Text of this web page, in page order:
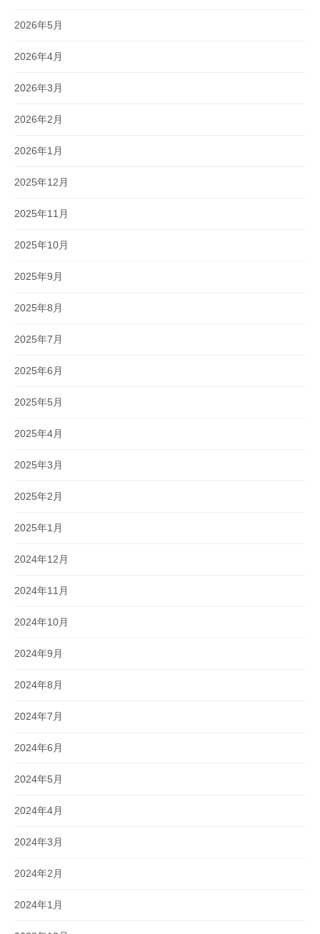
2026年5月
2026年4月
2026年3月
2026年2月
2026年1月
2025年12月
2025年11月
2025年10月
2025年9月
2025年8月
2025年7月
2025年6月
2025年5月
2025年4月
2025年3月
2025年2月
2025年1月
2024年12月
2024年11月
2024年10月
2024年9月
2024年8月
2024年7月
2024年6月
2024年5月
2024年4月
2024年3月
2024年2月
2024年1月